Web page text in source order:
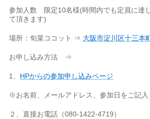
参加人数 限定10名様(時間内でも定員に達
て頂きます)
場所：旬菜ココット ⇒ 大阪市淀川区十三本
お申し込み方法 ⇒
1、 HPからの参加申し込みページ
※お名前、メールアドレス、参加日をご記入
２、直接お電話（080-1422-4719）